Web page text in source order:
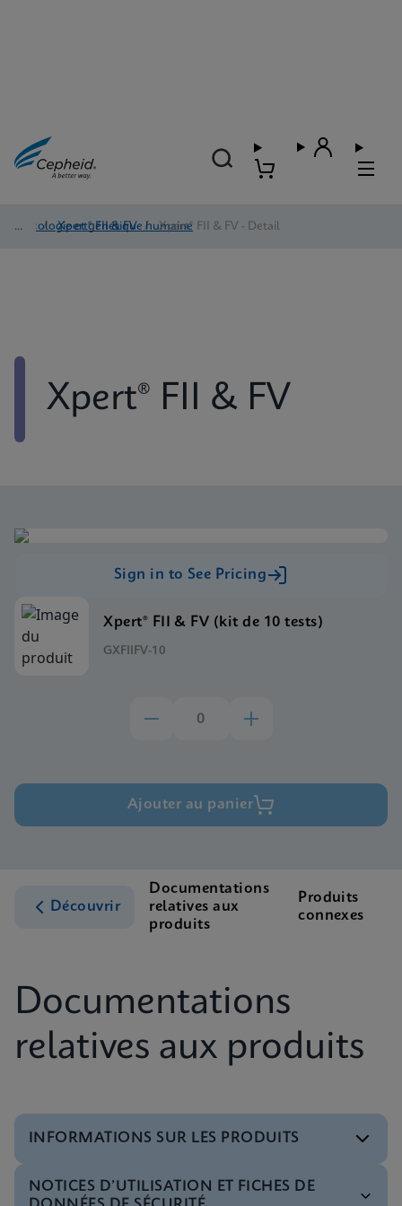
Oncologie et génétique humaine
/ Xpert® FII & FV / Xpert® FII & FV - Detail
Xpert® FII & FV
Sign in to See Pricing
Xpert® FII & FV (kit de 10 tests)
GXFIIFV-10
Ajouter au panier
Découvrir
Documentations
relatives aux
produits
Produits
connexes
Documentations
relatives aux produits
INFORMATIONS SUR LES PRODUITS
Menu de tests
NOTICES D’UTILISATION ET FICHES DE